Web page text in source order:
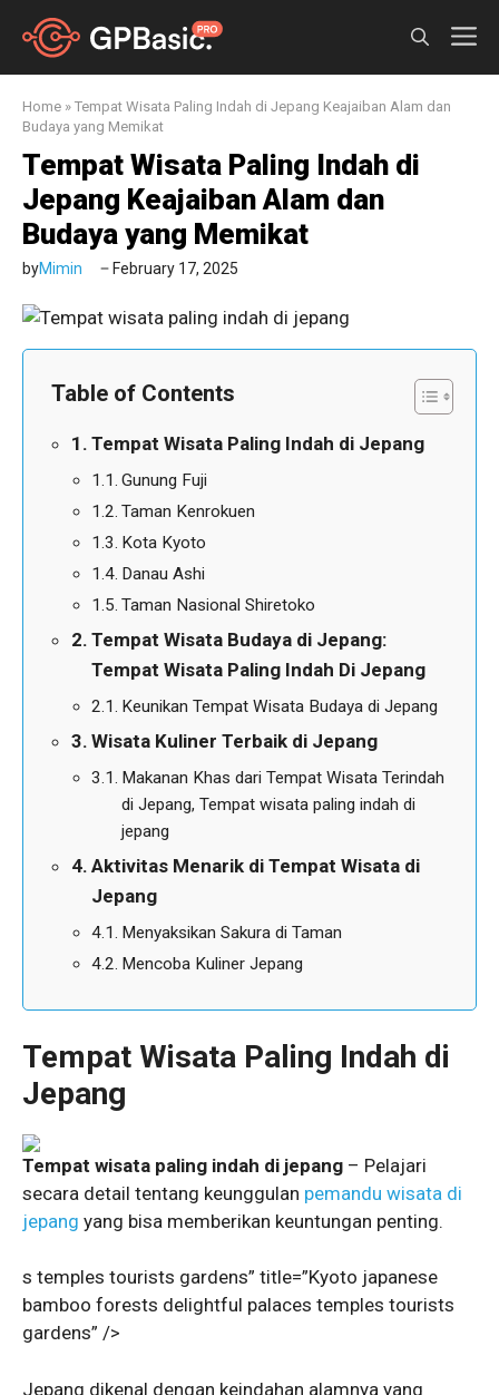
Home » Tempat Wisata Paling Indah di Jepang Keajaiban Alam dan
Budaya yang Memikat
Tempat Wisata Paling Indah di
Jepang Keajaiban Alam dan
Budaya yang Memikat
byMimin February 17, 2025
Table of Contents
Tempat Wisata Paling Indah di Jepang
Gunung Fuji
Taman Kenrokuen
Kota Kyoto
Danau Ashi
Taman Nasional Shiretoko
Tempat Wisata Budaya di Jepang:
Tempat Wisata Paling Indah Di Jepang
Keunikan Tempat Wisata Budaya di Jepang
Wisata Kuliner Terbaik di Jepang
Makanan Khas dari Tempat Wisata Terindah
di Jepang, Tempat wisata paling indah di
jepang
Aktivitas Menarik di Tempat Wisata di
Jepang
Menyaksikan Sakura di Taman
Mencoba Kuliner Jepang
Tempat Wisata Paling Indah di
Jepang
Tempat wisata paling indah di jepang – Pelajari
secara detail tentang keunggulan pemandu wisata di
jepang yang bisa memberikan keuntungan penting.
s temples tourists gardens” title=”Kyoto japanese
bamboo forests delightful palaces temples tourists
gardens” />
Jepang dikenal dengan keindahan alamnya yang